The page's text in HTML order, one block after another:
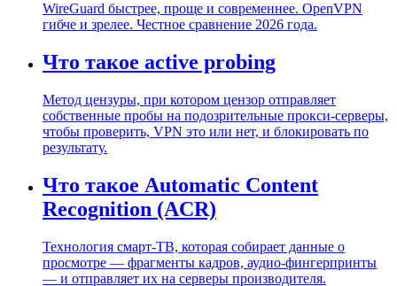
WireGuard быстрее, проще и современнее. OpenVPN
гибче и зрелее. Честное сравнение 2026 года.
Что такое active probing
Метод цензуры, при котором цензор отправляет
собственные пробы на подозрительные прокси-серверы,
чтобы проверить, VPN это или нет, и блокировать по
результату.
Что такое Automatic Content
Recognition (ACR)
Технология смарт-ТВ, которая собирает данные о
просмотре — фрагменты кадров, аудио-фингерпринты
— и отправляет их на серверы производителя.